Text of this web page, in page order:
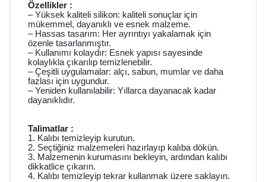
Özellikler :
– Yüksek kaliteli silikon: kaliteli sonuçlar için
mükemmel, dayanıklı ve esnek malzeme.
– Hassas tasarım: Her ayrıntıyı yakalamak için
özenle tasarlanmıştır.
– Kullanımı kolaydır: Esnek yapısı sayesinde
kolaylıkla çıkarılıp temizlenebilir.
– Çeşitli uygulamalar: alçı, sabun, mumlar ve daha
fazlası için uygundur.
– Yeniden kullanılabilir: Yıllarca dayanacak kadar
dayanıklıdır.
Talimatlar :
1. Kalıbı temizleyip kurutun.
2. Seçtiğiniz malzemeleri hazırlayıp kalıba dökün.
3. Malzemenin kurumasını bekleyin, ardından kalıbı
dikkatlice çıkarın.
4. Kalıbı temizleyip tekrar kullanmak üzere saklayın.